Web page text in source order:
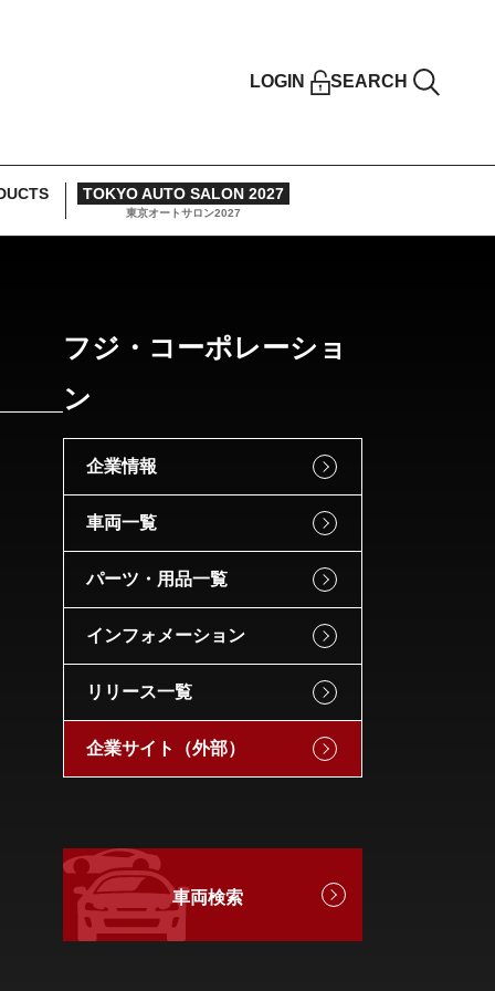
LOGIN SEARCH
TOKYO AUTO SALON 2027
東京オートサロン2027
フジ・コーポレーショ
ン
企業情報
車両一覧
パーツ・用品一覧
インフォメーション
リリース一覧
企業サイト（外部）
車両検索